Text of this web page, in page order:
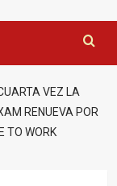
VEZ LA
RENUEVA POR
TO WORK